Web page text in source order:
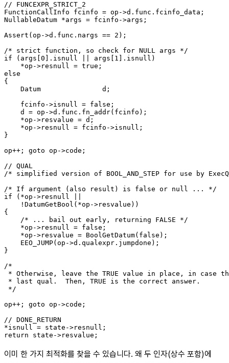
// FUNCEXPR_STRICT_2
FunctionCallInfo fcinfo = op->d.func.fcinfo_data;
NullableDatum *args = fcinfo->args;
Assert(op->d.func.nargs == 2);
/* strict function, so check for NULL args */
if (args[0].isnull || args[1].isnull)
    *op->resnull = true;
else
{
    Datum		d;
    fcinfo->isnull = false;
    d = op->d.func.fn_addr(fcinfo);
    *op->resvalue = d;
    *op->resnull = fcinfo->isnull;
}
op++; goto op->code;
// QUAL
/* simplified version of BOOL_AND_STEP for use by
/* If argument (also result) is false or null ... */
if (*op->resnull ||
    !DatumGetBool(*op->resvalue))
{
    /* ... bail out early, returning FALSE */
    *op->resnull = false;
    *op->resvalue = BoolGetDatum(false);
    EEO_JUMP(op->d.qualexpr.jumpdone);
}
/*
* Otherwise, leave the TRUE value in place, in case
* last qual.  Then, TRUE is the correct answer.
*/
op++; goto op->code;
// DONE_RETURN
*isnull = state->resnull;
이미 한 가지 최적화를 찾을 수 있습니다. 왜 두 인자(상수 포함)에